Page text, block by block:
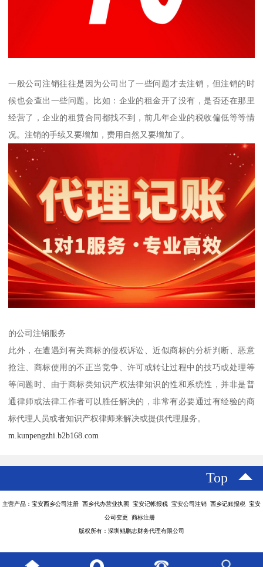
一般公司注销往往是因为公司出了一些问题才去注销，但注销的时
候也会查出一些问题。比如：企业的租金开了没有，是否还在那里
经营了，企业的租赁合同都找不到，前几年企业的税收偏低等等情
况。注销的手续又要增加，费用自然又要增加了。
的公司注销服务
此外，在遭遇到有关商标的侵权诉讼、近似商标的分析判断、恶意
抢注、商标使用的不正当竞争、许可或转让过程中的技巧或处理等
等问题时、由于商标类知识产权法律知识的性和系统性，并非是普
通律师或法律工作者可以胜任解决的，非常有必要通过有经验的商
标代理人员或者知识产权律师来解决或提供代理服务。
m.kunpengzhi.b2b168.com
Top
主营产品：宝安西乡公司注册 西乡代办营业执照 宝安记帐报税 宝安公司注销 西乡记账报税 宝安
公司变更 商标注册
版权所有：深圳鲲鹏志财务代理有限公司